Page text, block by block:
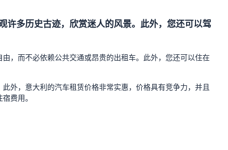
许多历史古迹，欣赏迷人的风景。此外，您还可以驾
，而不必依赖公共交通或昂贵的出租车。此外，您还可以住在
外，意大利的汽车租赁价格非常实惠，价格具有竞争力，并且
费用。